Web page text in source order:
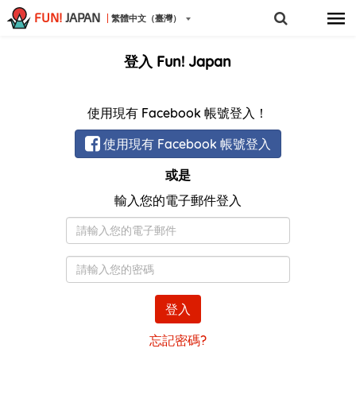
FUN! JAPAN 繁體中文（臺灣）
登入 Fun! Japan
使用現有 Facebook 帳號登入！
使用現有 Facebook 帳號登入
或是
輸入您的電子郵件登入
子
郵
碼
登入
忘記密碼?